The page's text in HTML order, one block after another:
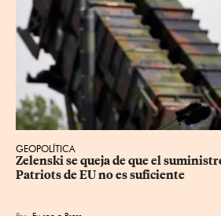
GEOPOLÍTICA
Zelenski se queja de que el
Patriots de EU no es suficiente